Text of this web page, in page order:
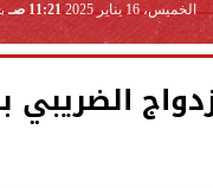
الخميس، 16 يناير 2025 11:21 صـ
الضريبي